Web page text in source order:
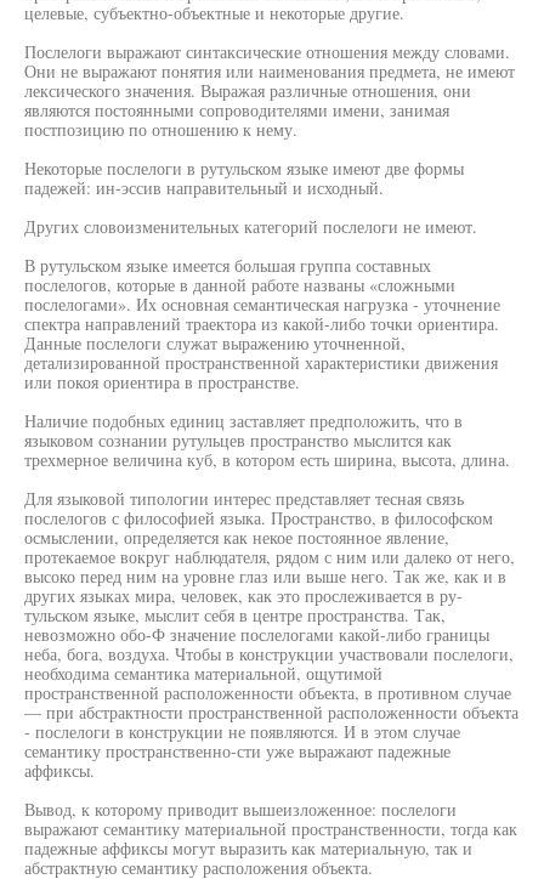
целевые, субъектно-объектные и некоторые другие.
Послелоги выражают синтаксические отношения между словами.
Они не выражают понятия или наименования предмета, не имеют
лексического значения. Выражая различные отношения, они
являются постоянными сопроводителями имени, занимая
постпозицию по отношению к нему.
Некоторые послелоги в рутульском языке имеют две формы
падежей: ин-эссив направительный и исходный.
Других словоизменительных категорий послелоги не имеют.
В рутульском языке имеется большая группа составных
послелогов, которые в данной работе названы «сложными
послелогами». Их основная семантическая нагрузка - уточнение
спектра направлений траектора из какой-либо точки ориентира.
Данные послелоги служат выражению уточненной,
детализированной пространственной характеристики движения
или покоя ориентира в пространстве.
Наличие подобных единиц заставляет предположить, что в
языковом сознании рутульцев пространство мыслится как
трехмерное величина куб, в котором есть ширина, высота, длина.
Для языковой типологии интерес представляет тесная связь
послелогов с философией языка. Пространство, в философском
осмыслении, определяется как некое постоянное явление,
протекаемое вокруг наблюдателя, рядом с ним или далеко от него,
высоко перед ним на уровне глаз или выше него. Так же, как и в
других языках мира, человек, как это прослеживается в ру-
тульском языке, мыслит себя в центре пространства. Так,
невозможно обо-Ф значение послелогами какой-либо границы
неба, бога, воздуха. Чтобы в конструкции участвовали послелоги,
необходима семантика материальной, ощутимой
пространственной расположенности объекта, в противном случае
— при абстрактности пространственной расположенности объекта
- послелоги в конструкции не появляются. И в этом случае
семантику пространственно-сти уже выражают падежные
аффиксы.
Вывод, к которому приводит вышеизложенное: послелоги
выражают семантику материальной пространственности, тогда как
падежные аффиксы могут выразить как материальную, так и
абстрактную семантику расположения объекта.